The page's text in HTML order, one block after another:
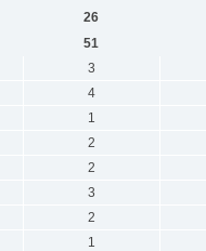
26
51
3
4
1
2
2
3
2
1